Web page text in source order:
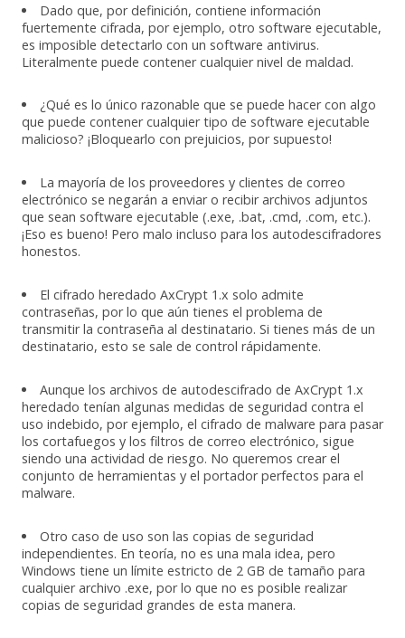
Dado que, por definición, contiene información
fuertemente cifrada, por ejemplo, otro software ejecutable,
es imposible detectarlo con un software antivirus.
Literalmente puede contener cualquier nivel de maldad.
¿Qué es lo único razonable que se puede hacer con algo
que puede contener cualquier tipo de software ejecutable
malicioso? ¡Bloquearlo con prejuicios, por supuesto!
La mayoría de los proveedores y clientes de correo
electrónico se negarán a enviar o recibir archivos adjuntos
que sean software ejecutable (.exe, .bat, .cmd, .com, etc.).
¡Eso es bueno! Pero malo incluso para los autodescifradores
honestos.
El cifrado heredado AxCrypt 1.x solo admite
contraseñas, por lo que aún tienes el problema de
transmitir la contraseña al destinatario. Si tienes más de un
destinatario, esto se sale de control rápidamente.
Aunque los archivos de autodescifrado de AxCrypt 1.x
heredado tenían algunas medidas de seguridad contra el
uso indebido, por ejemplo, el cifrado de malware para pasar
los cortafuegos y los filtros de correo electrónico, sigue
siendo una actividad de riesgo. No queremos crear el
conjunto de herramientas y el portador perfectos para el
malware.
Otro caso de uso son las copias de seguridad
independientes. En teoría, no es una mala idea, pero
Windows tiene un límite estricto de 2 GB de tamaño para
cualquier archivo .exe, por lo que no es posible realizar
copias de seguridad grandes de esta manera.